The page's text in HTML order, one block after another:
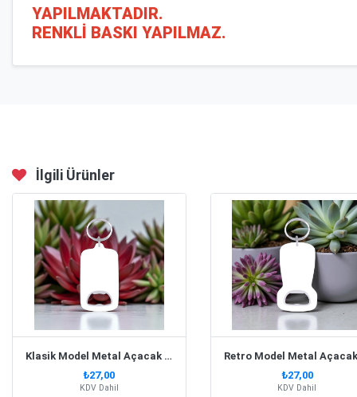
YAPILMAKTADIR.
RENKLİ BASKI YAPILMAZ.
İlgili Ürünler
Klasik Model Metal Açacak Anahtarlık
₺27,00
KDV Dahil
₺27,00
KDV Dahil